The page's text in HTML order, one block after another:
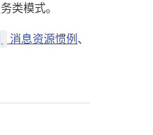
类模式。
消息资源惯例 、